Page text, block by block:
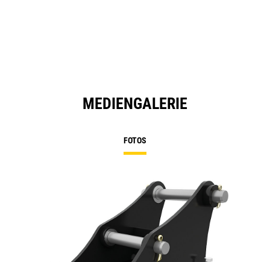
MEDIENGALERIE
FOTOS